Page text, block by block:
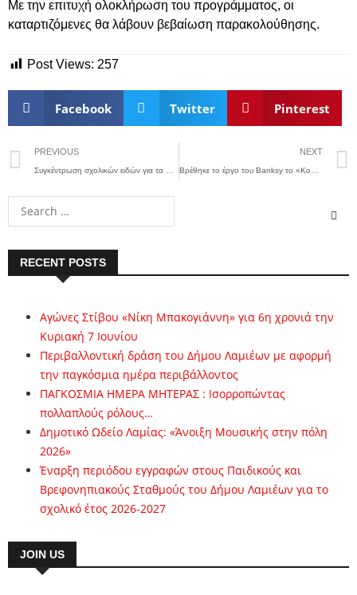
Με την επιτυχή ολοκλήρωση του προγράμματος, οι
καταρτιζόμενες θα λάβουν βεβαίωση παρακολούθησης.
Post Views: 257
Facebook Twitter Pinterest
PREVIOUS NEXT
RECENT POSTS
Αγώνες Στίβου «Νίκη Μπακογιάννη» για 6η χρονιά την
Κυριακή 7 Ιουνίου
Περιβαλλοντική δράση του Δήμου Λαμιέων με αφορμή
την παγκόσμια ημέρα περιβάλλοντος
ΠΑΓΚΟΣΜΙΑ ΗΜΕΡΑ ΜΗΤΕΡΑΣ : Ισορροπώντας
πολλαπλούς ρόλους…
Δημοτικό Ωδείο Λαμίας: «Άνοιξη Μουσικής στην πόλη
2026»
Έναρξη περιόδου εγγραφών στους Παιδικούς και
Βρεφονηπιακούς Σταθμούς του Δήμου Λαμιέων για το
σχολικό έτος 2026-2027
JOIN US